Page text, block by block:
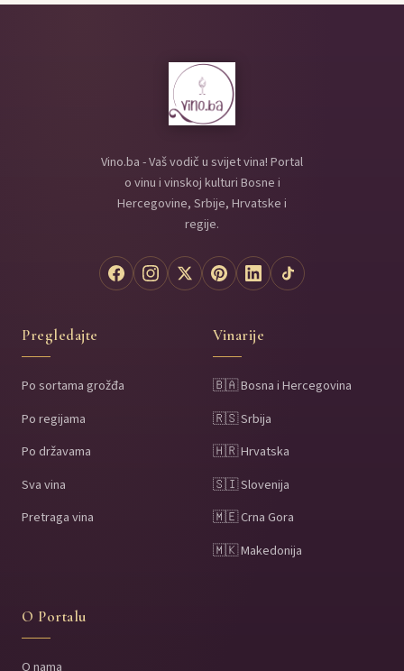
Vino.ba - Vaš vodič u svijet vina! Portal
o vinu i vinskoj kulturi Bosne i
Hercegovine, Srbije, Hrvatske i
regije.
Pregledajte
Po sortama grožđa
Po regijama
Po državama
Sva vina
Pretraga vina
Vinarije
🇧🇦 Bosna i Hercegovina
🇷🇸 Srbija
🇭🇷 Hrvatska
🇸🇮 Slovenija
🇲🇪 Crna Gora
🇲🇰 Makedonija
O Portalu
O nama